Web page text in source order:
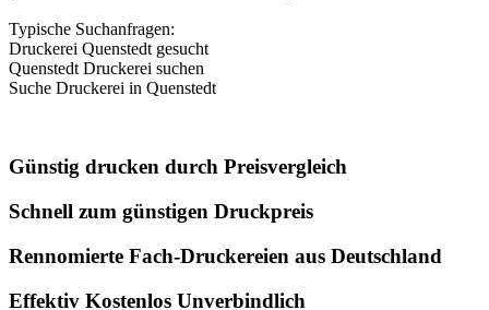
Typische Suchanfragen:
Druckerei Quenstedt gesucht
Quenstedt Druckerei suchen
Suche Druckerei in Quenstedt
Günstig drucken durch Preisvergleich
Schnell zum günstigen Druckpreis
Rennomierte Fach-Druckereien aus Deutschland
Effektiv Kostenlos Unverbindlich